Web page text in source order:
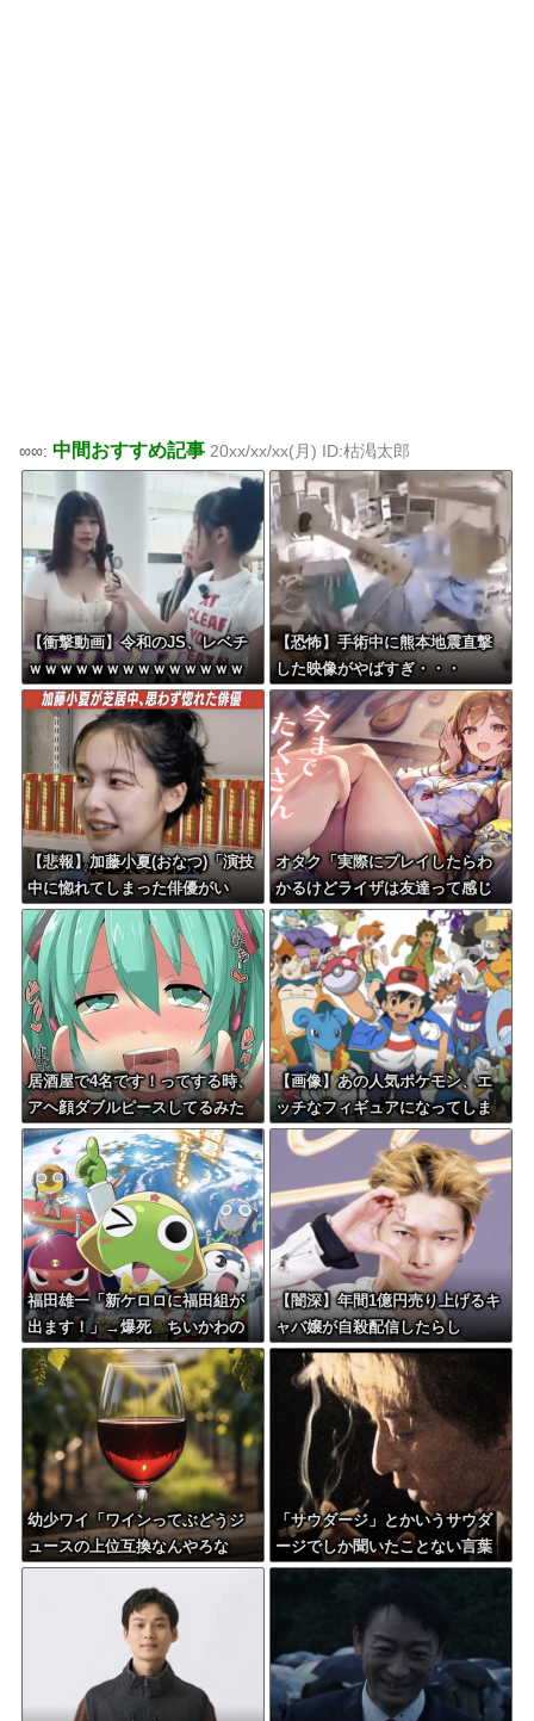
∞∞: 中間おすすめ記事 20xx/xx/xx(月) ID:枯渇太郎
【衝撃動画】令和のJS、レベチ
ｗｗｗｗｗｗｗｗｗｗｗｗｗｗ
ｗｗｗｗｗｗｗｗｗｗｗｗｗｗ
ｗｗ
【恐怖】手術中に熊本地震直撃
した映像がやばすぎ・・・
【悲報】加藤小夏(おなつ)「演技
中に惚れてしまった俳優がい
る」
オタク「実際にプレイしたらわ
かるけどライザは友達って感じ
で性的な目では見れないｗ」←
これｗ
居酒屋で4名です！ってする時、
アヘ顔ダブルピースしてるみた
いになるの恥ずかしいんやが
【画像】あの人気ポケモン、エ
ッチなフィギュアになってしま
う
福田雄一「新ケロロに福田組が
出ます！」→爆死 ちいかわの
監督「原作に忠実に」→爆売れ
【闇深】年間1億円売り上げるキ
ャバ嬢が自殺配信したらし
い・・・
幼少ワイ「ワインってぶどうジ
ュースの上位互換なんやろな
ぁ」
「サウダージ」とかいうサウダ
ージでしか聞いたことない言葉
ｗｗｗｗｗｗｗｗ